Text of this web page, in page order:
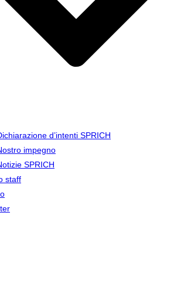
d’intenti SPRICH
impegno
SPRICH
staff